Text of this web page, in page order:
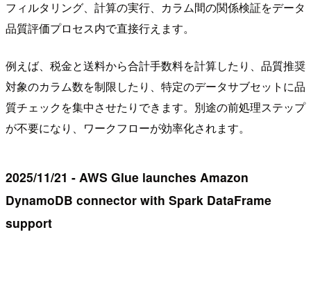
フィルタリング、計算の実行、カラム間の関係検証をデータ
品質評価プロセス内で直接行えます。
例えば、税金と送料から合計手数料を計算したり、品質推奨
対象のカラム数を制限したり、特定のデータサブセットに品
質チェックを集中させたりできます。別途の前処理ステップ
が不要になり、ワークフローが効率化されます。
2025/11/21 - AWS Glue launches Amazon
DynamoDB connector with Spark DataFrame
support